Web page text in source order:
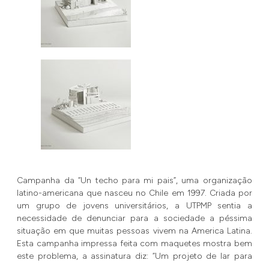
Campanha da “Un techo para mi pais”, uma organização
latino-americana que nasceu no Chile em 1997. Criada por
um grupo de jovens universitários, a UTPMP sentia a
necessidade de denunciar para a sociedade a péssima
situação em que muitas pessoas vivem na America Latina.
Esta campanha impressa feita com maquetes mostra bem
este problema, a assinatura diz: “Um projeto de lar para